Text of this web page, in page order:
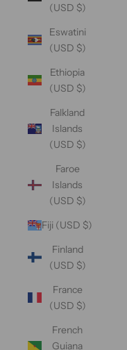
(USD $)
Eswatini
(USD $)
Ethiopia
(USD $)
Falkland
Islands
(USD $)
Faroe
Islands
(USD $)
Fiji (USD $)
Finland
(USD $)
France
(USD $)
French
Guiana